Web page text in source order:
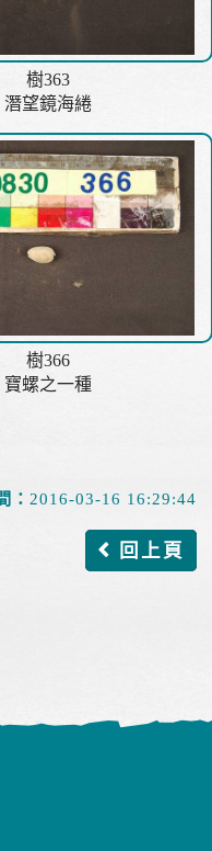
樹363
潛望鏡海綣
樹366
寶螺之一種
： 2016-03-16 16:29:44
回上頁